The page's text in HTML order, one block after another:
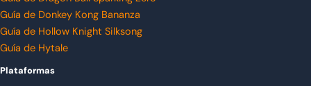
Guía de Donkey Kong Bananza
Guía de Hollow Knight Silksong
Guía de Hytale
Plataformas